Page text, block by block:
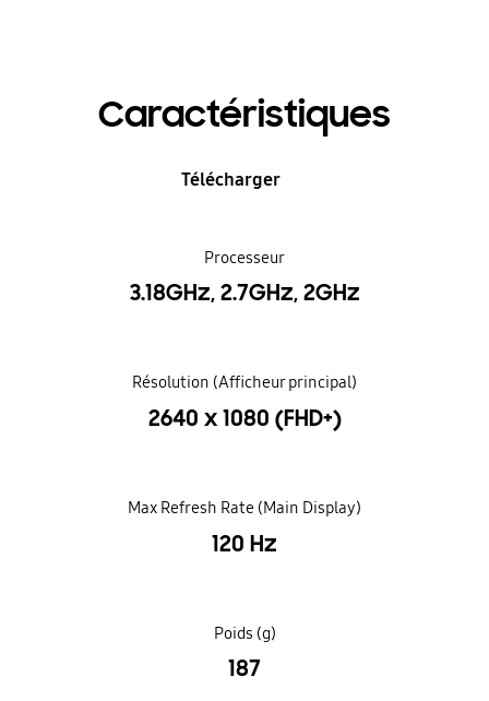
Caractéristiques
Télécharger
Processeur
3.18GHz, 2.7GHz, 2GHz
Résolution (Afficheur principal)
2640 x 1080 (FHD+)
Max Refresh Rate (Main Display)
120 Hz
Poids (g)
187